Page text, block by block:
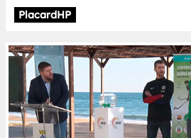
PlacardHP